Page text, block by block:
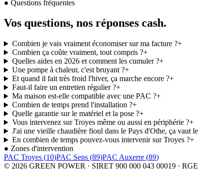
● Questions fréquentes
Vos questions, nos réponses cash.
Combien je vais vraiment économiser sur ma facture ?+
Combien ça coûte vraiment, tout compris ?+
Quelles aides en 2026 et comment les cumuler ?+
Une pompe à chaleur, c'est bruyant ?+
Et quand il fait très froid l'hiver, ça marche encore ?+
Faut-il faire un entretien régulier ?+
Ma maison est-elle compatible avec une PAC ?+
Combien de temps prend l'installation ?+
Quelle garantie sur le matériel et la pose ?+
Vous intervenez sur Troyes même ou aussi en périphérie ?+
J'ai une vieille chaudière fioul dans le Pays d'Othe, ça vaut
En combien de temps pouvez-vous intervenir sur Troyes ?+
● Zones d'intervention
PAC Troyes (10)PAC Sens (89)PAC Auxerre (89)
© 2026 GREEN POWER · SIRET 900 000 043 00019 ·